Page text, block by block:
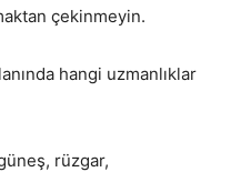
çekinmeyin.
hangi uzmanlıklar
rüzgar,